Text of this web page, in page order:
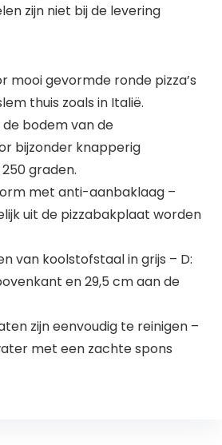
zijn niet bij de levering
mooi gevormde ronde pizza’s
thuis zoals in Italië.
bodem van de
bijzonder knapperig
graden.
met anti-aanbaklaag –
uit de pizzabakplaat worden
van koolstofstaal in grijs – D:
en 29,5 cm aan de
zijn eenvoudig te reinigen –
met een zachte spons